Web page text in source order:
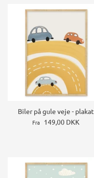
Biler på gule veje - plakat
Fra 149,00 DKK